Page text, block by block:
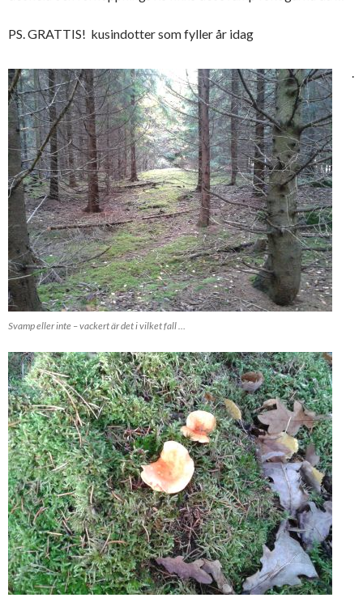
PS. GRATTIS! kusindotter som fyller år idag
Svamp eller inte – vackert är det i vilket fall …
.